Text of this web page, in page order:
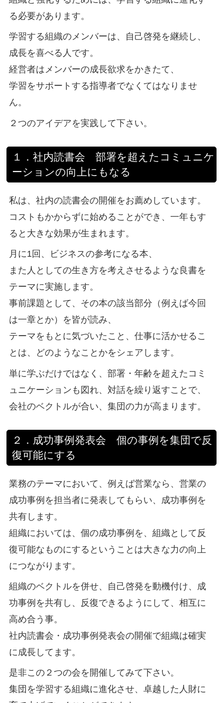
る必要があります。
学習する組織のメンバーは、自己啓発を継続し、
成長を喜べる人です。
経営者はメンバーの成長欲求をかきたて、
学習をサポートする指導者でなくてはなりませ
ん。
２つのアイデアを実践して下さい。
１．社内読書会 部署を超えたコミュニケ
ーションの向上にもなる
私は、社内の読書会の開催をお薦めしています。
コストもかからずに始めることができ、一年もす
ると大きな効果が生まれます。
月に1回、ビジネスの参考になる本、
また人としての生き方を考えさせるような良書を
テーマに実施します。
事前課題として、その本の該当部分（例えば今回
は一章とか）を皆が読み、
テーマをもとに気づいたこと、仕事に活かせるこ
とは、どのようなことかをシェアします。
単に学ぶだけではなく、部署・年齢を超えたコミ
ュニケーションも図れ、対話を繰り返すことで、
会社のベクトルが合い、集団の力が高まります。
２．成功事例発表会 個の事例を集団で反
復可能にする
業務のテーマにおいて、例えば営業なら、営業の
成功事例を担当者に発表してもらい、成功事例を
共有します。
組織においては、個の成功事例を、組織として反
復可能なものにするということは大きな力の向上
につながります。
組織のベクトルを併せ、自己啓発を動機付け、成
功事例を共有し、反復できるようにして、相互に
高め合う事。
社内読書会・成功事例発表会の開催で組織は確実
に成長してます。
是非この２つの会を開催してみて下さい。
集団を学習する組織に進化させ、卓越した人財に